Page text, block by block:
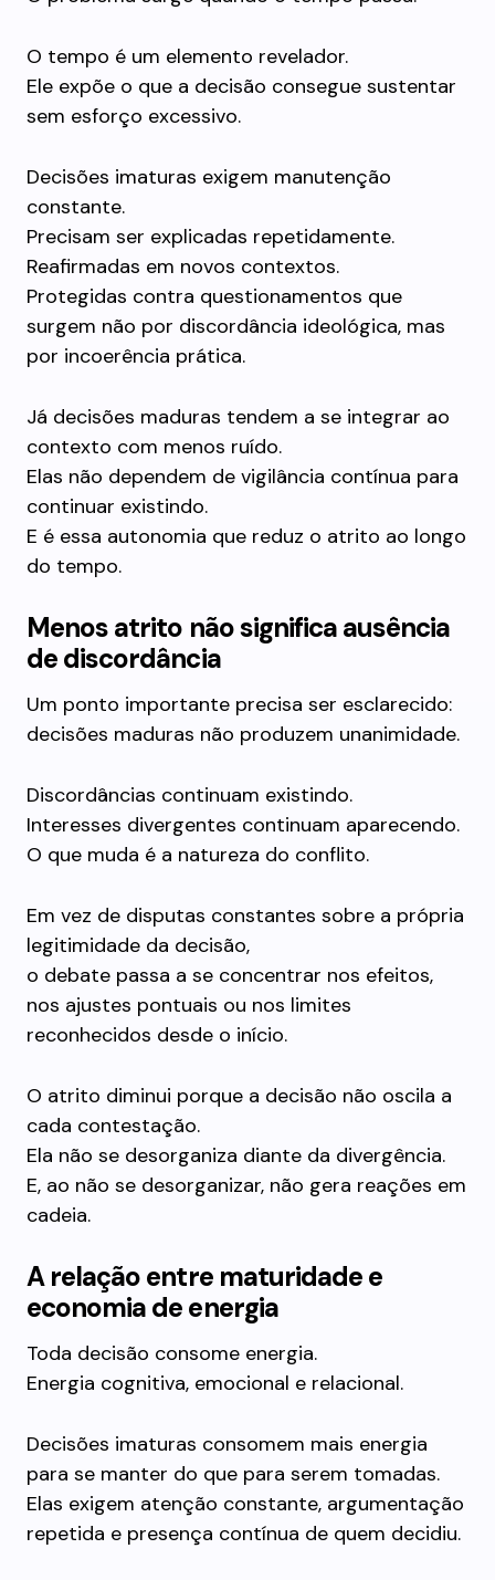
O tempo é um elemento revelador.
Ele expõe o que a decisão consegue sustentar
sem esforço excessivo.
Decisões imaturas exigem manutenção
constante.
Precisam ser explicadas repetidamente.
Reafirmadas em novos contextos.
Protegidas contra questionamentos que
surgem não por discordância ideológica, mas
por incoerência prática.
Já decisões maduras tendem a se integrar ao
contexto com menos ruído.
Elas não dependem de vigilância contínua para
continuar existindo.
E é essa autonomia que reduz o atrito ao longo
do tempo.
Menos atrito não significa ausência
de discordância
Um ponto importante precisa ser esclarecido:
decisões maduras não produzem unanimidade.
Discordâncias continuam existindo.
Interesses divergentes continuam aparecendo.
O que muda é a natureza do conflito.
Em vez de disputas constantes sobre a própria
legitimidade da decisão,
o debate passa a se concentrar nos efeitos,
nos ajustes pontuais ou nos limites
reconhecidos desde o início.
O atrito diminui porque a decisão não oscila a
cada contestação.
Ela não se desorganiza diante da divergência.
E, ao não se desorganizar, não gera reações em
cadeia.
A relação entre maturidade e
economia de energia
Toda decisão consome energia.
Energia cognitiva, emocional e relacional.
Decisões imaturas consomem mais energia
para se manter do que para serem tomadas.
Elas exigem atenção constante, argumentação
repetida e presença contínua de quem decidiu.